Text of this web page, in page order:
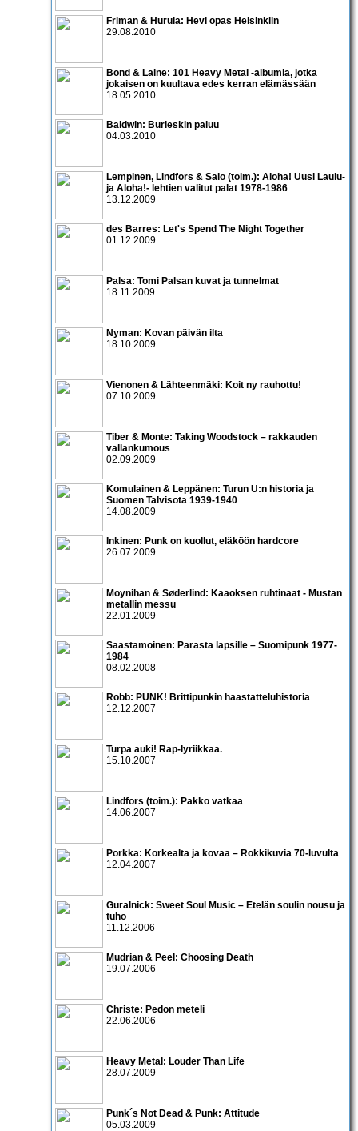
Friman & Hurula: Hevi opas Helsinkiin
29.08.2010
Bond & Laine: 101 Heavy Metal -albumia, jotka
jokaisen on kuultava edes kerran elämässään
18.05.2010
Baldwin: Burleskin paluu
04.03.2010
Lempinen, Lindfors & Salo (toim.): Aloha! Uusi Laulu-
ja Aloha!- lehtien valitut palat 1978-1986
13.12.2009
des Barres: Let's Spend The Night Together
01.12.2009
Palsa: Tomi Palsan kuvat ja tunnelmat
18.11.2009
Nyman: Kovan päivän ilta
18.10.2009
Vienonen & Lähteenmäki: Koit ny rauhottu!
07.10.2009
Tiber & Monte: Taking Woodstock – rakkauden
vallankumous
02.09.2009
Komulainen & Leppänen: Turun U:n historia ja
Suomen Talvisota 1939-1940
14.08.2009
Inkinen: Punk on kuollut, eläköön hardcore
26.07.2009
Moynihan & Søderlind: Kaaoksen ruhtinaat - Mustan
metallin messu
22.01.2009
Saastamoinen: Parasta lapsille – Suomipunk 1977-
1984
08.02.2008
Robb: PUNK! Brittipunkin haastatteluhistoria
12.12.2007
Turpa auki! Rap-lyriikkaa.
15.10.2007
Lindfors (toim.): Pakko vatkaa
14.06.2007
Porkka: Korkealta ja kovaa – Rokkikuvia 70-luvulta
12.04.2007
Guralnick: Sweet Soul Music – Etelän soulin nousu ja
tuho
11.12.2006
Mudrian & Peel: Choosing Death
19.07.2006
Christe: Pedon meteli
22.06.2006
Heavy Metal: Louder Than Life
28.07.2009
Punk´s Not Dead & Punk: Attitude
05.03.2009